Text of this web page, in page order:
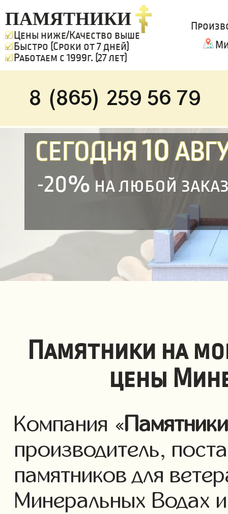
ПАМЯТНИКИ
Цены ниже/Качество выше
Быстро (Сроки от 7 дней)
Работаем с 1999г. (27 лет)
8 (865) 259 56 79
СЕГОДНЯ10
-20% на любой
Памятники на
цены
Компания «Памятники
производитель,
памятников для
Минеральных Водах